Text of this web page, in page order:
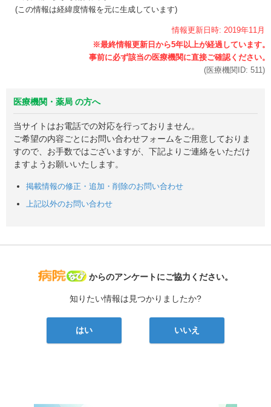
(この情報は経緯度情報を元に生成しています)
情報更新日時: 2019年11月
(医療機関ID: 511)
医療機関・薬局 の方へ
当サイトはお電話での対応を行っておりません。
ご希望の内容ごとにお問い合わせフォームをご用意しておりま
すので、お手数ではございますが、下記よりご連絡をいただけ
ますようお願いいたします。
掲載情報の修正・追加・削除のお問い合わせ
上記以外のお問い合わせ
病院なび
からのアンケートにご協力ください。
知りたい情報は見つかりましたか?
はい いいえ